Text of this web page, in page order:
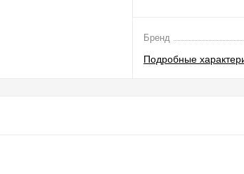
Бренд
Подробные